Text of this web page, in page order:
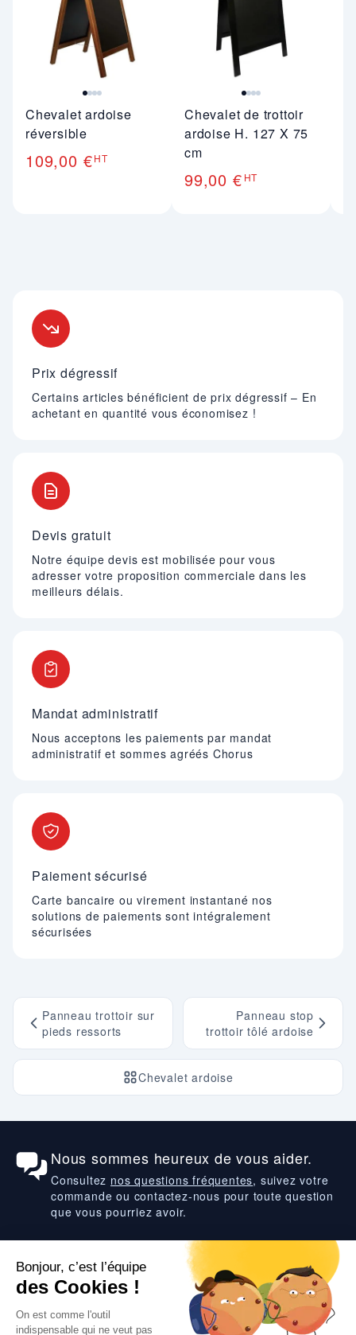
Chevalet ardoise
réversible
109,00 €HT
Chevalet de trottoir
ardoise H. 127 X 75
cm
99,00 € HT
Prix dégressif
Certains articles bénéficient de prix dégressif – En
achetant en quantité vous économisez !
Devis gratuit
Notre équipe devis est mobilisée pour vous
adresser votre proposition commerciale dans les
meilleurs délais.
Mandat administratif
Nous acceptons les paiements par mandat
administratif et sommes agréés Chorus
Paiement sécurisé
Carte bancaire ou virement instantané nos
solutions de paiements sont intégralement
sécurisées
Panneau trottoir sur
pieds ressorts
Chevalet ardoise
Panneau stop
trottoir tôlé ardoise
Nous sommes heureux de vous aider.
Consultez nos questions fréquentes, suivez votre
commande ou contactez-nous pour toute question
que vous pourriez avoir.
Suivez-nous